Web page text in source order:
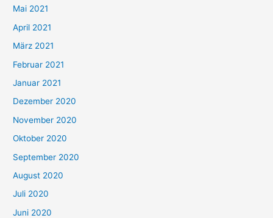
h
:
Mai 2021
April 2021
März 2021
Februar 2021
Januar 2021
Dezember 2020
November 2020
Oktober 2020
September 2020
August 2020
Juli 2020
Juni 2020